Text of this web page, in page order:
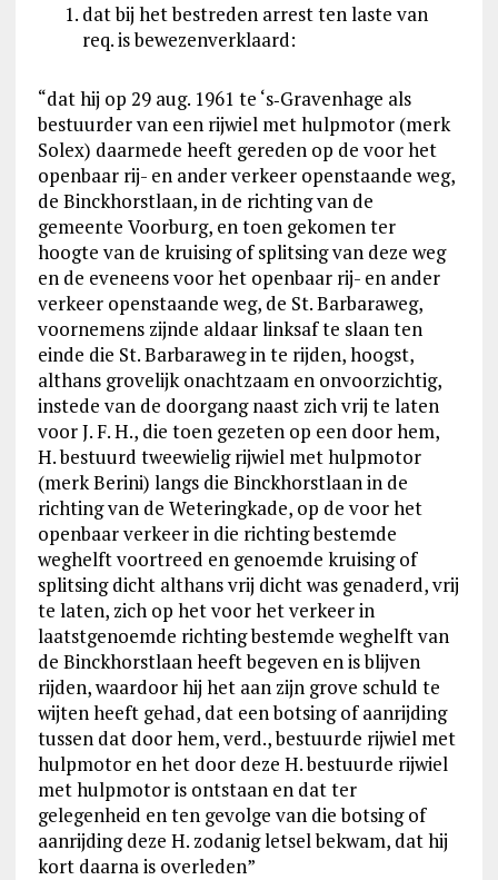
dat bij het bestreden arrest ten laste van
req. is bewezenverklaard:
“dat hij op 29 aug. 1961 te ‘s‑Gravenhage als
bestuurder van een rijwiel met hulpmotor (merk
Solex) daarmede heeft gereden op de voor het
openbaar rij- en ander verkeer openstaande weg,
de Binckhorstlaan, in de richting van de
gemeente Voorburg, en toen gekomen ter
hoogte van de kruising of splitsing van deze weg
en de eveneens voor het openbaar rij- en ander
verkeer openstaande weg, de St. Barbaraweg,
voornemens zijnde aldaar linksaf te slaan ten
einde die St. Barbaraweg in te rijden, hoogst,
althans grovelijk onachtzaam en onvoorzichtig,
instede van de doorgang naast zich vrij te laten
voor J. F. H., die toen gezeten op een door hem,
H. bestuurd tweewielig rijwiel met hulpmotor
(merk Berini) langs die Binckhorstlaan in de
richting van de Weteringkade, op de voor het
openbaar verkeer in die richting bestemde
weghelft voortreed en genoemde kruising of
splitsing dicht althans vrij dicht was genaderd, vrij
te laten, zich op het voor het verkeer in
laatstgenoemde richting bestemde weghelft van
de Binckhorstlaan heeft begeven en is blijven
rijden, waardoor hij het aan zijn grove schuld te
wijten heeft gehad, dat een botsing of aanrijding
tussen dat door hem, verd., bestuurde rijwiel met
hulpmotor en het door deze H. bestuurde rijwiel
met hulpmotor is ontstaan en dat ter
gelegenheid en ten gevolge van die botsing of
aanrijding deze H. zodanig letsel bekwam, dat hij
kort daarna is overleden”